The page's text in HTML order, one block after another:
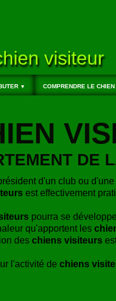
visiteur
▼ COMPRENDRE LE CHIEN
DE
d'un club ou
est effectivement
pourra se
qu'apportent les
des chiens visiteurs
l'activité de chiens